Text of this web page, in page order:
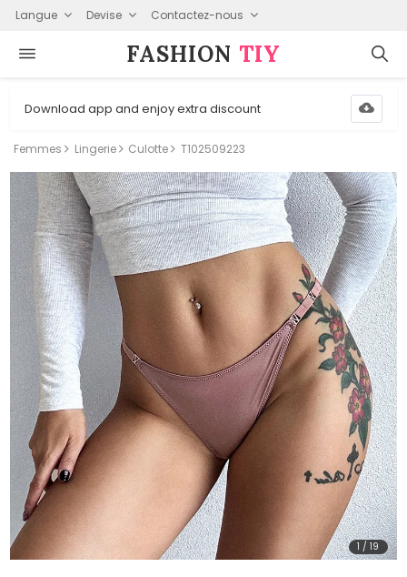
Langue Devise Contactez-nous
FASHION⁠ TIY
Download app and enjoy extra discount
Femmes Lingerie Culotte T102509223
1 /19